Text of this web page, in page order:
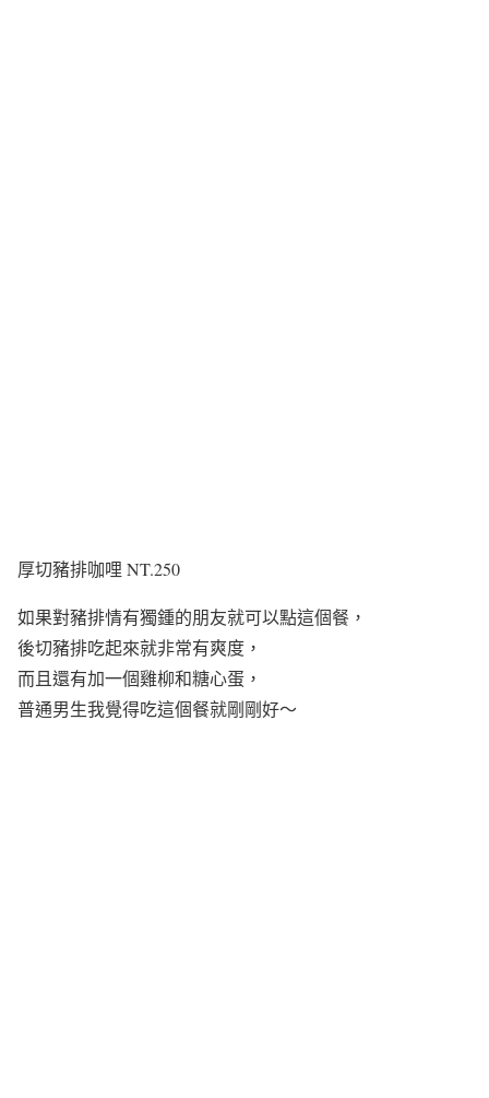
厚切豬排咖哩 NT.250
如果對豬排情有獨鍾的朋友就可以點這個餐，
後切豬排吃起來就非常有爽度，
而且還有加一個雞柳和糖心蛋，
普通男生我覺得吃這個餐就剛剛好～